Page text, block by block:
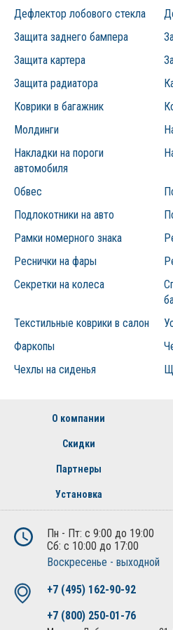
Дефлектор лобового стекла
Защита заднего бампера
Защита картера
Защита радиатора
Коврики в багажник
Молдинги
Накладки на пороги
автомобиля
Обвес
Подлокотники на авто
Рамки номерного знака
Реснички на фары
Секретки на колеса
Текстильные коврики в салон
Фаркопы
Чехлы на сиденья
О компании
Скидки
Партнеры
Установка
Пн - Пт: с 9:00 до 19:00
Сб: с 10:00 до 17:00
Воскресенье - выходной
+7 (495) 162-90-92
+7 (800) 250-01-76